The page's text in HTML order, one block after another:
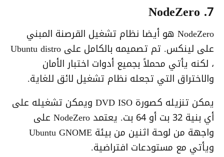
7. NodeZero
NodeZero هو أيضا نظام تشغيل القرصنة المبني
على لينكس. تم تصميمه بالكامل على Ubuntu distro
، لكنه يأتي محملاً بجميع أدوات اختبار الأمان
والاختراق التي تجعله نظام تشغيل لائق للغاية.
يمكن تنزيله كصورة DVD ISO ويمكن تشغيله على
أي بنية 32 بت أو 64 بت. يعتمد NodeZero على
واجهة من لوحة اثنين من بيئة Ubuntu GNOME
ويأتي مع مستودعات افتراضية.